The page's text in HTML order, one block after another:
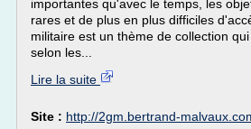
importantes qu'avec le temps, les
rares et de plus en plus difficiles
militaire est un thème de collection
selon les...
Lire la suite
Site : http://2gm.bertrand-